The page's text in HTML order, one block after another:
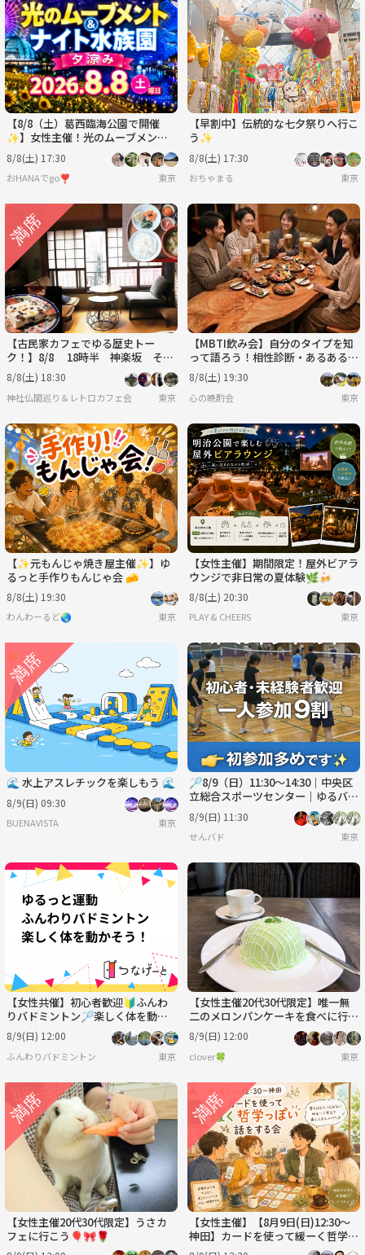
【8/8（土）葛西臨海公園で開催
✨】女性主催！光のムーブメント
＆ナイト水族園体験でリフレッシュ
夕涼みイベント🌊限定開催
8/8(土) 17:30
おHANAでgo❣️ 東京
【早割中】伝統的な七夕祭りへ行こ
う✨
8/8(土) 17:30
おちゃまる 東京
【古民家カフェでゆる歴史トー
ク！】8/8 18時半 神楽坂 そよ
や江戸端【参加費還元！】
8/8(土) 18:30
神社仏閣巡り＆レトロカフェ会 東京
【MBTI飲み会】自分のタイプを知
って語ろう！相性診断・あるあるト
ークで盛り上がる夜🍻
8/8(土) 19:30
心の晩酌会 東京
【✨元もんじゃ焼き屋主催✨】ゆ
るっと手作りもんじゃ会 🧀
8/8(土) 19:30
わんわーるど🌏 東京
【女性主催】期間限定！屋外ビアラ
ウンジで非日常の夏体験🌿‬🍻
8/8(土) 20:30
PLAY & CHEERS 東京
🌊 水上アスレチックを楽しもう 🌊
8/9(日) 09:30
BUENAVISTA 東京
🏸8/9（日）11:30〜14:30｜中央区
立総合スポーツセンター｜ゆるバド
ミントン🏸
8/9(日) 11:30
せんバド 東京
【女性共催】初心者歓迎🔰ふんわ
りバドミントン🏸楽しく体を動か
そう！
8/9(日) 12:00
ふんわりバドミントン 東京
【女性主催20代30代限定】唯一無
二のメロンパンケーキを食べに行こ
う〜🍒🎈
8/9(日) 12:00
clover🍀 東京
【女性主催20代30代限定】うさカ
フェに行こう🎈🎀🌹
【女性主催】【8月9日(日)12:30～
神田】カードを使って緩ーく哲学っ
ぽい事を話す会